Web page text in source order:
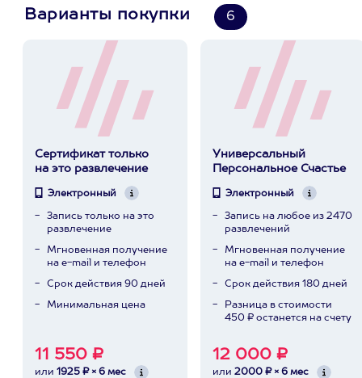
Варианты покупки 6
Сертификат только
на это развлечение
Электронный
Запись только на это
развлечение
Мгновенная получение
на e-mail и телефон
Срок действия 90 дней
Минимальная цена
11 550 ₽
или 1925 ₽ × 6 мес
Универсальный
Персональное Счастье
Электронный
Запись на любое из 2470
развлечений
Мгновенная получение
на e-mail и телефон
Срок действия 180 дней
Разница в стоимости
450 ₽ останется на счету
12 000 ₽
или 2000 ₽ × 6 мес